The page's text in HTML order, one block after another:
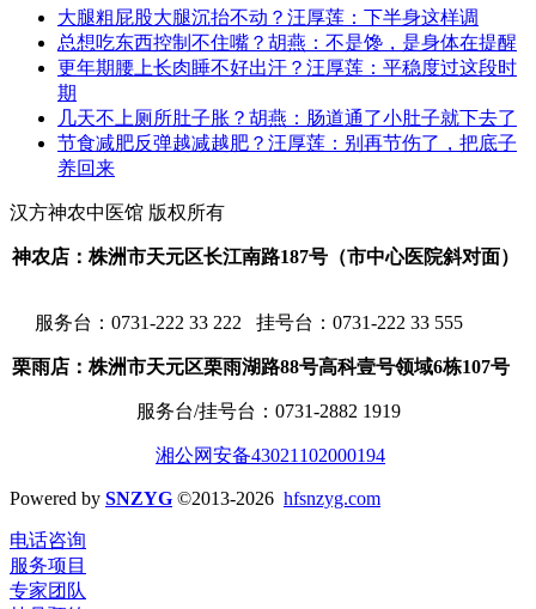
大腿粗屁股大腿沉抬不动？汪厚莲：下半身这样调
总想吃东西控制不住嘴？胡燕：不是馋，是身体在提醒
更年期腰上长肉睡不好出汗？汪厚莲：平稳度过这段时
期
几天不上厕所肚子胀？胡燕：肠道通了小肚子就下去了
节食减肥反弹越减越肥？汪厚莲：别再节伤了，把底子
养回来
汉方神农中医馆 版权所有
神农店：株洲市天元区长江南路187号（市中心医院斜对面）
服务台： 0731-222 33 222 挂号台：0731-222 33 555
栗雨店：株洲市天元区栗雨湖路88号高科壹号领域6栋107号
服务台/挂号台： 0731-2882 1919
湘公网安备43021102000194
Powered by SNZYG ©2013-2026 hfsnzyg.com
电话咨询
服务项目
专家团队